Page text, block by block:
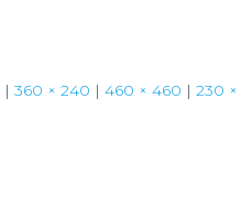
| 360 × 240 | 460 × 460 | 230